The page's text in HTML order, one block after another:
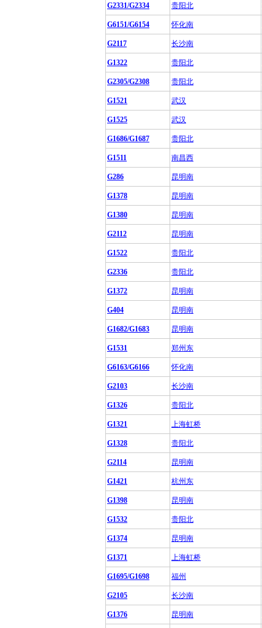
G2331/G2334 贵阳北
G6151/G6154 怀化南
G2117 长沙南
G1322 贵阳北
G2305/G2308 贵阳北
G1521 武汉
G1525 武汉
G1686/G1687 贵阳北
G1511 南昌西
G286 昆明南
G1378 昆明南
G1380 昆明南
G2112 昆明南
G1522 贵阳北
G2336 贵阳北
G1372 昆明南
G404 昆明南
G1682/G1683 昆明南
G1531 郑州东
G6163/G6166 怀化南
G2103 长沙南
G1326 贵阳北
G1321 上海虹桥
G1328 贵阳北
G2114 昆明南
G1421 杭州东
G1398 昆明南
G1532 贵阳北
G1374 昆明南
G1371 上海虹桥
G1695/G1698 福州
G2105 长沙南
G1376 昆明南